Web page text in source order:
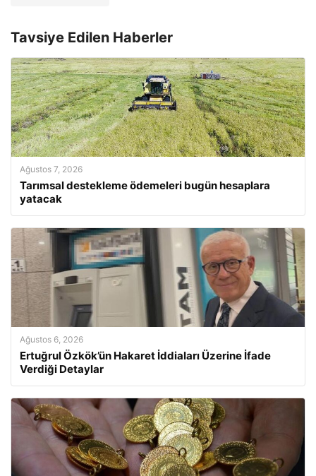
Tavsiye Edilen Haberler
Ağustos 7, 2026
Tarımsal destekleme ödemeleri bugün hesaplara
yatacak
Ağustos 6, 2026
Ertuğrul Özkök’ün Hakaret İddiaları Üzerine İfade
Verdiği Detaylar